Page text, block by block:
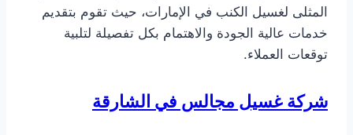
المثلى لغسيل الكنب في الإمارات، حيث تقوم بتقديم
خدمات عالية الجودة والاهتمام بكل تفصيلة لتلبية
توقعات العملاء.
شركة غسيل مجالس في الشارقة